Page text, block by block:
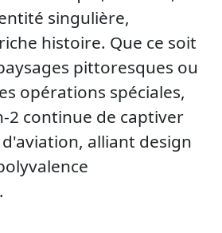
singulière,
histoire. Que ce soit
pittoresques ou
opérations spéciales,
2 continue de captiver
alliant design